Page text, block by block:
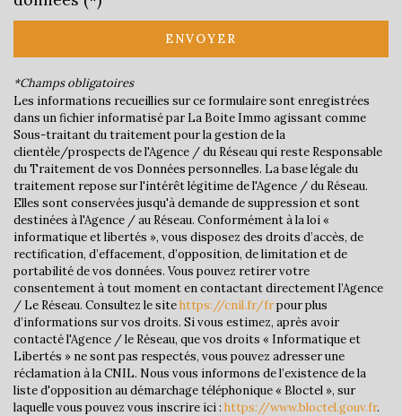
Bureau de poste
Mairie
statistiques
Nombre d'habitants
2 820
Propriétaires (vs. locataires)
60,93 %
Taxe habitation
10,63 %
Taxe foncière
28,29 %
Habitants de moins de 25 ans
24,06 %
Habitants de 25 à 55 ans
36,11 %
Habitants de plus de 55 ans
39,83 %
ENVOYER
*Champs obligatoires
Les informations recueillies sur ce formulaire sont enregistrées
dans un fichier informatisé par La Boite Immo agissant comme
Sous-traitant du traitement pour la gestion de la
clientèle/prospects de l'Agence / du Réseau qui reste Responsable
du Traitement de vos Données personnelles. La base légale du
traitement repose sur l'intérêt légitime de l'Agence / du Réseau.
Elles sont conservées jusqu'à demande de suppression et sont
destinées à l'Agence / au Réseau. Conformément à la loi «
informatique et libertés », vous disposez des droits d’accès, de
rectification, d’effacement, d’opposition, de limitation et de
portabilité de vos données. Vous pouvez retirer votre
consentement à tout moment en contactant directement l’Agence
/ Le Réseau. Consultez le sitehttps://cnil.fr/frpour plus
d’informations sur vos droits. Si vous estimez, après avoir
contacté l'Agence / le Réseau, que vos droits « Informatique et
Libertés » ne sont pas respectés, vous pouvez adresser une
réclamation à la CNIL. Nous vous informons de l’existence de la
liste d'opposition au démarchage téléphonique « Bloctel », sur
laquelle vous pouvez vous inscrire ici : https://www.bloctel.gouv.fr.